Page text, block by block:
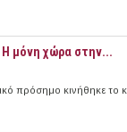
Η μόνη χώρα στην...
πρόσημο κινήθηκε το